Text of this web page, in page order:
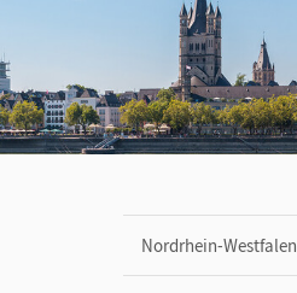
Nordrhein-Westfalen